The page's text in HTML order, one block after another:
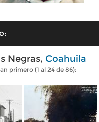
Negras, Coahuila
primero (1 al 24 de 86):